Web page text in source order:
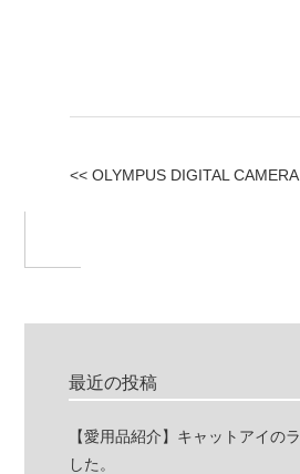
<< OLYMPUS DIGITAL CAMERA
最近の投稿
【愛用品紹介】キャットアイの
した。